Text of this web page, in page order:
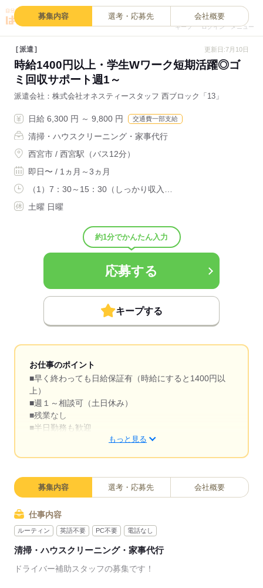
キープ ログイン メニュー
募集内容 選考・応募先 会社概要
派遣 更新日:7月10日
時給1400円以上・学生Wワーク短期活躍◎ゴ
ミ回収サポート週1～
派遣会社 株式会社オネスティースタッフ 西ブロック「13」
日給 6,300 円 ～ 9,800 円 交通費一部支給
清掃・ハウスクリーニング・家事代行
西宮市 / 西宮駅（バス12分）
即日〜 / 1ヵ月～3ヵ月
（1）7：30～15：30（しっかり収入…
土曜 日曜
約1分でかんたん入力
応募する
キープする
お仕事のポイント
■早く終わっても日給保証有（時給にすると1400円以
上）
■週１～相談可（土日休み）
■残業なし
■半日勤務も歓迎
■長期安定、２か月程度の短期も大歓迎！！
もっと見る
募集内容 選考・応募先 会社概要
仕事内容
ルーティン 英語不要 PC不要 電話なし
清掃・ハウスクリーニング・家事代行
ドライバー補助スタッフの募集です！